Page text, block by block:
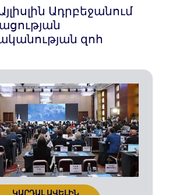
ԿԱՐԴԱԼ ԱՎԵԼԻՆ
Ադրբեջանում
զոհ